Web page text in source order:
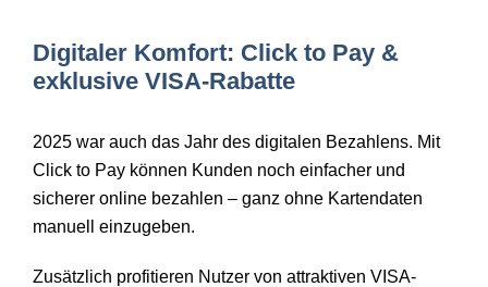
Digitaler Komfort: Click to Pay &
exklusive VISA-Rabatte
2025 war auch das Jahr des digitalen Bezahlens. Mit
Click to Pay können Kunden noch einfacher und
sicherer online bezahlen – ganz ohne Kartendaten
manuell einzugeben.
Zusätzlich profitieren Nutzer von attraktiven VISA-